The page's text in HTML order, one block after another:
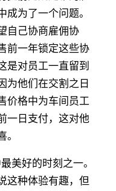
为了一个问题。
自己协商雇佣协
前一年锁定这些协
是对员工一直留到
为他们在交割之日
价格中为车间员工
一日支付，这对他
美好的时刻之一。
这种体验有趣，但